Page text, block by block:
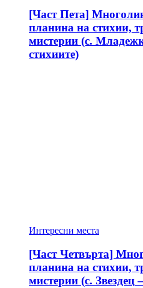
[Част Пета]
планина на стихии,
мистерии (с.
стихиите)
Интересни места
[Част Четвърта]
планина на стихии,
мистерии (с.